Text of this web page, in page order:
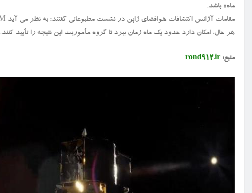
ماه» باشد.
هر حال، امکان دارد حدود یک ماه زمان ببرد تا گروه مأموریت این نتیجه را تأیید کنند.
منبع: rond912.ir